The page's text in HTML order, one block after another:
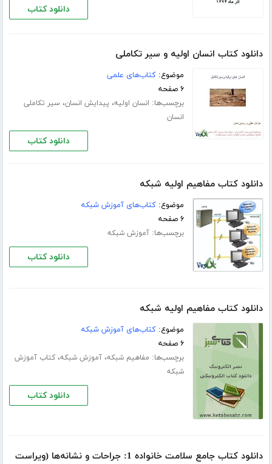
دانلود کتاب
دانلود کتاب انسان اولیه و سیر تکاملی
موضوع:کتاب‌های علمی
۶ صفحه
برچسب‌ها: انسان اولیه، پیدایش انسان، سیر تکاملی
انسان
دانلود کتاب
دانلود کتاب مفاهیم اولیه شبکه
موضوع:کتاب‌های آموزش شبکه
۶ صفحه
برچسب‌ها:آموزش شبکه
دانلود کتاب
دانلود کتاب مفاهیم اولیه شبکه
موضوع:کتاب‌های آموزش شبکه
۶ صفحه
برچسب‌ها: مفاهیم شبکه،آموزش شبکه،کتاب آموزش
شبکه
دانلود کتاب
دانلود کتاب جامع سلامت خانواده 1: جراحات و نشانه‌ها (ویراست